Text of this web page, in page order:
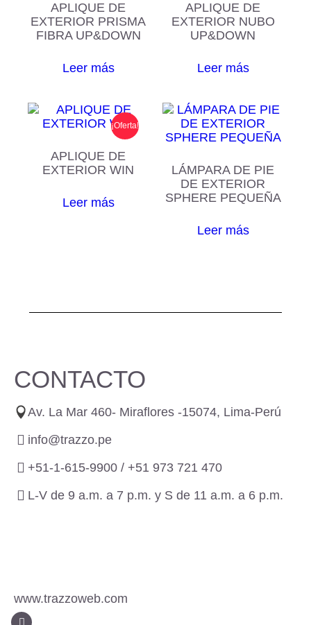
APLIQUE DE
EXTERIOR PRISMA
FIBRA UP&DOWN
Leer más
APLIQUE DE
EXTERIOR NUBO
UP&DOWN
Leer más
¡Oferta!
APLIQUE DE
EXTERIOR WIN
Leer más
LÁMPARA DE PIE
DE EXTERIOR
SPHERE PEQUEÑA
Leer más
CONTACTO
Av. La Mar 460- Miraflores -15074, Lima-Perú
info@trazzo.pe
+51-1-615-9900 / +51 973 721 470
L-V de 9 a.m. a 7 p.m. y S de 11 a.m. a 6 p.m.
www.trazzoweb.com